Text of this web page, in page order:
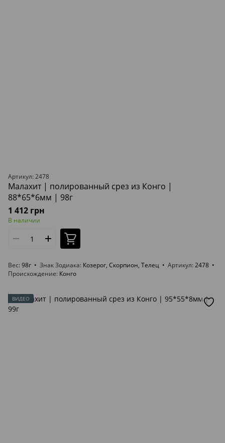
Артикул: 2478
Малахит | полированный срез из Конго |
88*65*6мм | 98г
1 412 грн
В наличии
Вес 98г Знак Зодиака Козерог, Скорпион, Телец Артикул 2478
Происхождение Конго
ВИДЕО